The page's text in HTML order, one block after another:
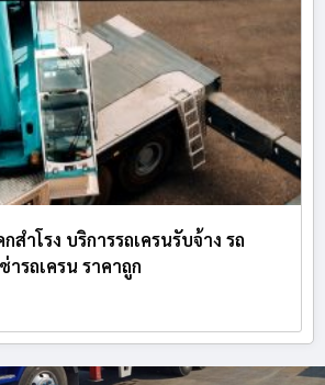
สำโรง บริการรถเครนรับจ้าง รถ
ารถเครน ราคาถูก